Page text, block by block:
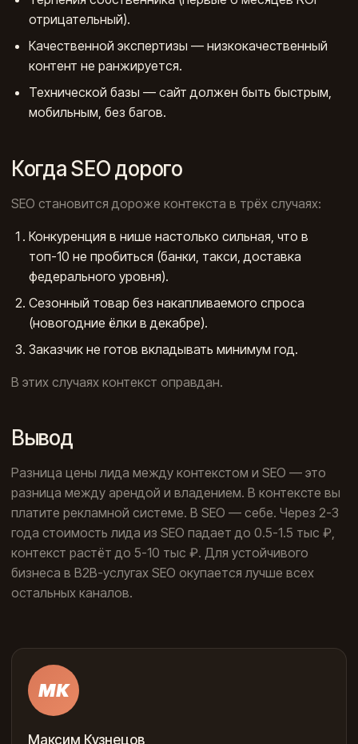
отрицательный).
Качественной экспертизы — низкокачественный
контент не ранжируется.
Технической базы — сайт должен быть быстрым,
мобильным, без багов.
Когда SEO дорого
SEO становится дороже контекста в трёх случаях:
Конкуренция в нише настолько сильная, что в
топ-10 не пробиться (банки, такси, доставка
федерального уровня).
Сезонный товар без накапливаемого спроса
(новогодние ёлки в декабре).
Заказчик не готов вкладывать минимум год.
В этих случаях контекст оправдан.
Вывод
Разница цены лида между контекстом и SEO — это
разница между арендой и владением. В контексте вы
платите рекламной системе. В SEO — себе. Через 2-3
года стоимость лида из SEO падает до 0.5-1.5 тыс ₽,
контекст растёт до 5-10 тыс ₽. Для устойчивого
бизнеса в B2B-услугах SEO окупается лучше всех
остальных каналов.
МК
Максим Кузнецов